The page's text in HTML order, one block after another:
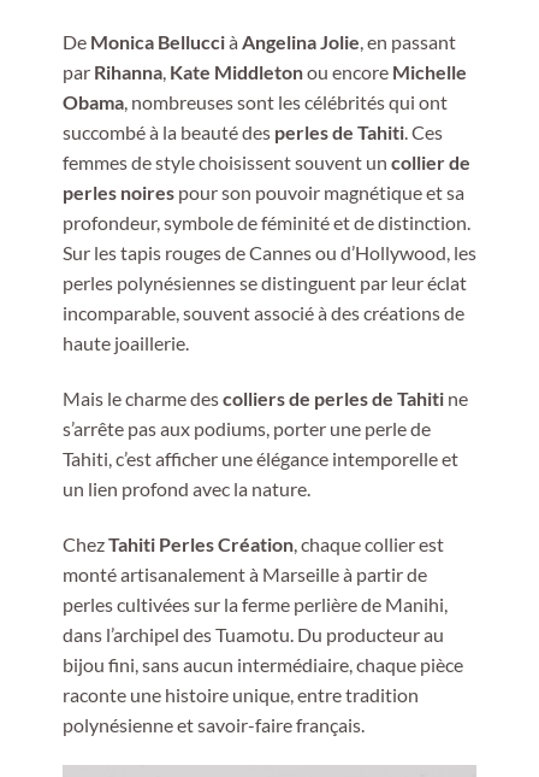
De Monica Belluccià Angelina Jolie, en passant
par Rihanna, Kate Middletonou encore Michelle
Obama, nombreuses sont les célébrités qui ont
succombé à la beauté des perles de Tahiti. Ces
femmes de style choisissent souvent un collier de
perles noirespour son pouvoir magnétique et sa
profondeur, symbole de féminité et de distinction.
Sur les tapis rouges de Cannes ou d’Hollywood, les
perles polynésiennes se distinguent par leur éclat
incomparable, souvent associé à des créations de
haute joaillerie.
Mais le charme descolliers de perles de Tahitine
s’arrête pas aux podiums, porter une perle de
Tahiti, c’est afficher une élégance intemporelle et
un lien profond avec la nature.
ChezTahiti Perles Création, chaque collier est
monté artisanalement à Marseille à partir de
perles cultivées sur la ferme perlière de Manihi,
dans l’archipel des Tuamotu. Du producteur au
bijou fini, sans aucun intermédiaire, chaque pièce
raconte une histoire unique, entre tradition
polynésienne et savoir-faire français.